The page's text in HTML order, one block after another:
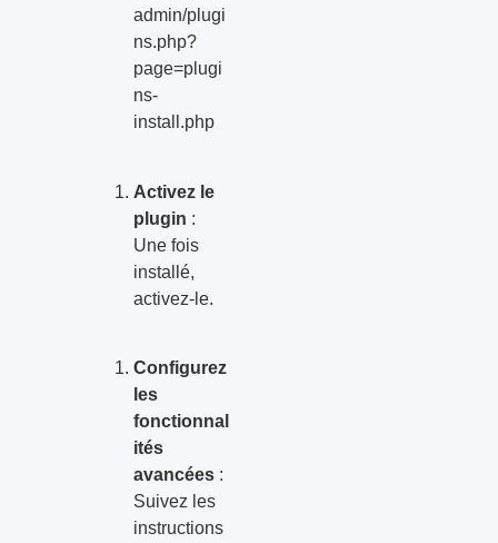
admin/plugi
ns.php?
page=plugi
ns-
install.php
Activez le
plugin :
Une fois
installé,
activez-le.
Configurez
les
fonctionnal
ités
avancées :
Suivez les
instructions